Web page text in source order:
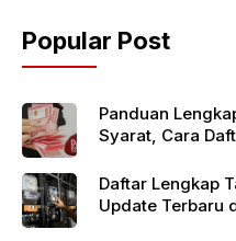
o
o
k
p
p
Popular Post
Panduan
Syarat, Cara
Daftar Lengkap
Update Terbaru